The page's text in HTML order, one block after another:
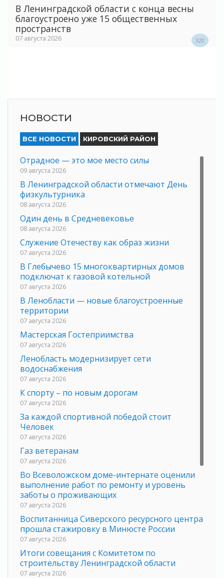
В Ленинградской области с конца весны
благоустроено уже 15 общественных
пространств
07 августа 2026 320
НОВОСТИ
ВСЕ НОВОСТИ КИРОВСКИЙ РАЙОН
Отрадное — это мое место силы
09 августа 2026
В Ленинградской области отмечают День
физкультурника
08 августа 2026
Один день в Средневековье
08 августа 2026
Служение Отечеству как образ жизни
07 августа 2026
В Глебычево 15 многоквартирных домов
подключат к газовой котельной
07 августа 2026
В Ленобласти — новые благоустроенные
территории
07 августа 2026
Мастерская Гостеприимства
07 августа 2026
Ленобласть модернизирует сети
водоснабжения
07 августа 2026
К спорту – по новым дорогам
07 августа 2026
За каждой спортивной победой стоит
Человек
07 августа 2026
Газ ветеранам
07 августа 2026
Во Всеволожском доме-интернате оценили
выполнение работ по ремонту и уровень
заботы о проживающих
07 августа 2026
Воспитанница Сиверского ресурсного центра
прошла стажировку в Минюсте России
07 августа 2026
Итоги совещания с Комитетом по
строительству Ленинградской области
07 августа 2026